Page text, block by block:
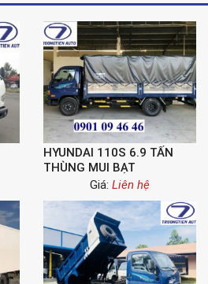
HYUNDAI 110S 6.9 TẤN
THÙNG MUI BẠT
Giá: Liên hệ